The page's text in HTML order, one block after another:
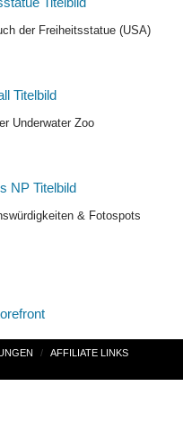
der Freiheitsstatue (USA)
Underwater Zoo
& Fotospots
AFFILIATE LINKS